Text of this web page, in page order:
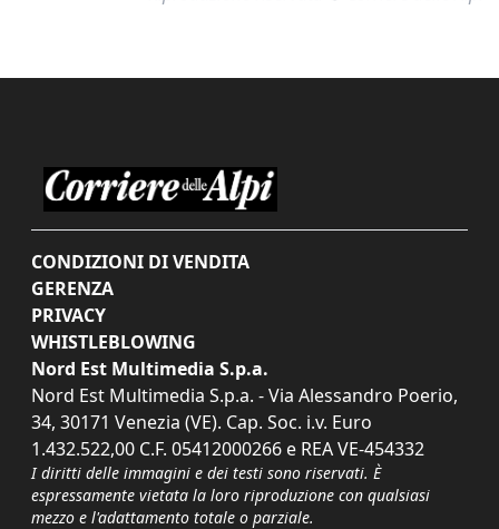
CONDIZIONI DI VENDITA
GERENZA
PRIVACY
WHISTLEBLOWING
Nord Est Multimedia S.p.a.
Nord Est Multimedia S.p.a. - Via Alessandro Poerio,
34, 30171 Venezia (VE). Cap. Soc. i.v. Euro
1.432.522,00 C.F. 05412000266 e REA VE-454332
I diritti delle immagini e dei testi sono riservati. È
espressamente vietata la loro riproduzione con qualsiasi
mezzo e l'adattamento totale o parziale.